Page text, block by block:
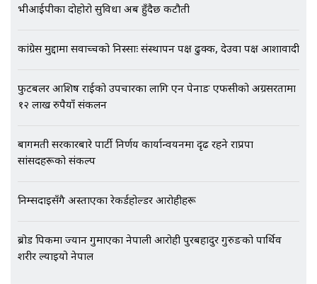
भीआईपीका दोहोरो सुविधा अब हुँदैछ कटौती
कांग्रेस मुद्दामा सर्वोच्चको निस्साः संस्थापन पक्ष ढुक्क, देउवा पक्ष आशावादी
फुटबलर आशिष राईको उपचारका लागि एन पेनाङ एफसीको अग्रसरतामा
१२ लाख रुपैयाँ संकलन
बागमती सरकारबारे पार्टी निर्णय कार्यान्वयनमा दृढ रहने राप्रपा
सांसदहरूको संकल्प
निम्सदाइसँगै अस्ताएका रेकर्डहोल्डर आरोहीहरू
ब्रोड पिकमा ज्यान गुमाएका नेपाली आरोही पुरबहादुर गुरुङको पार्थिव
शरीर ल्याइयो नेपाल